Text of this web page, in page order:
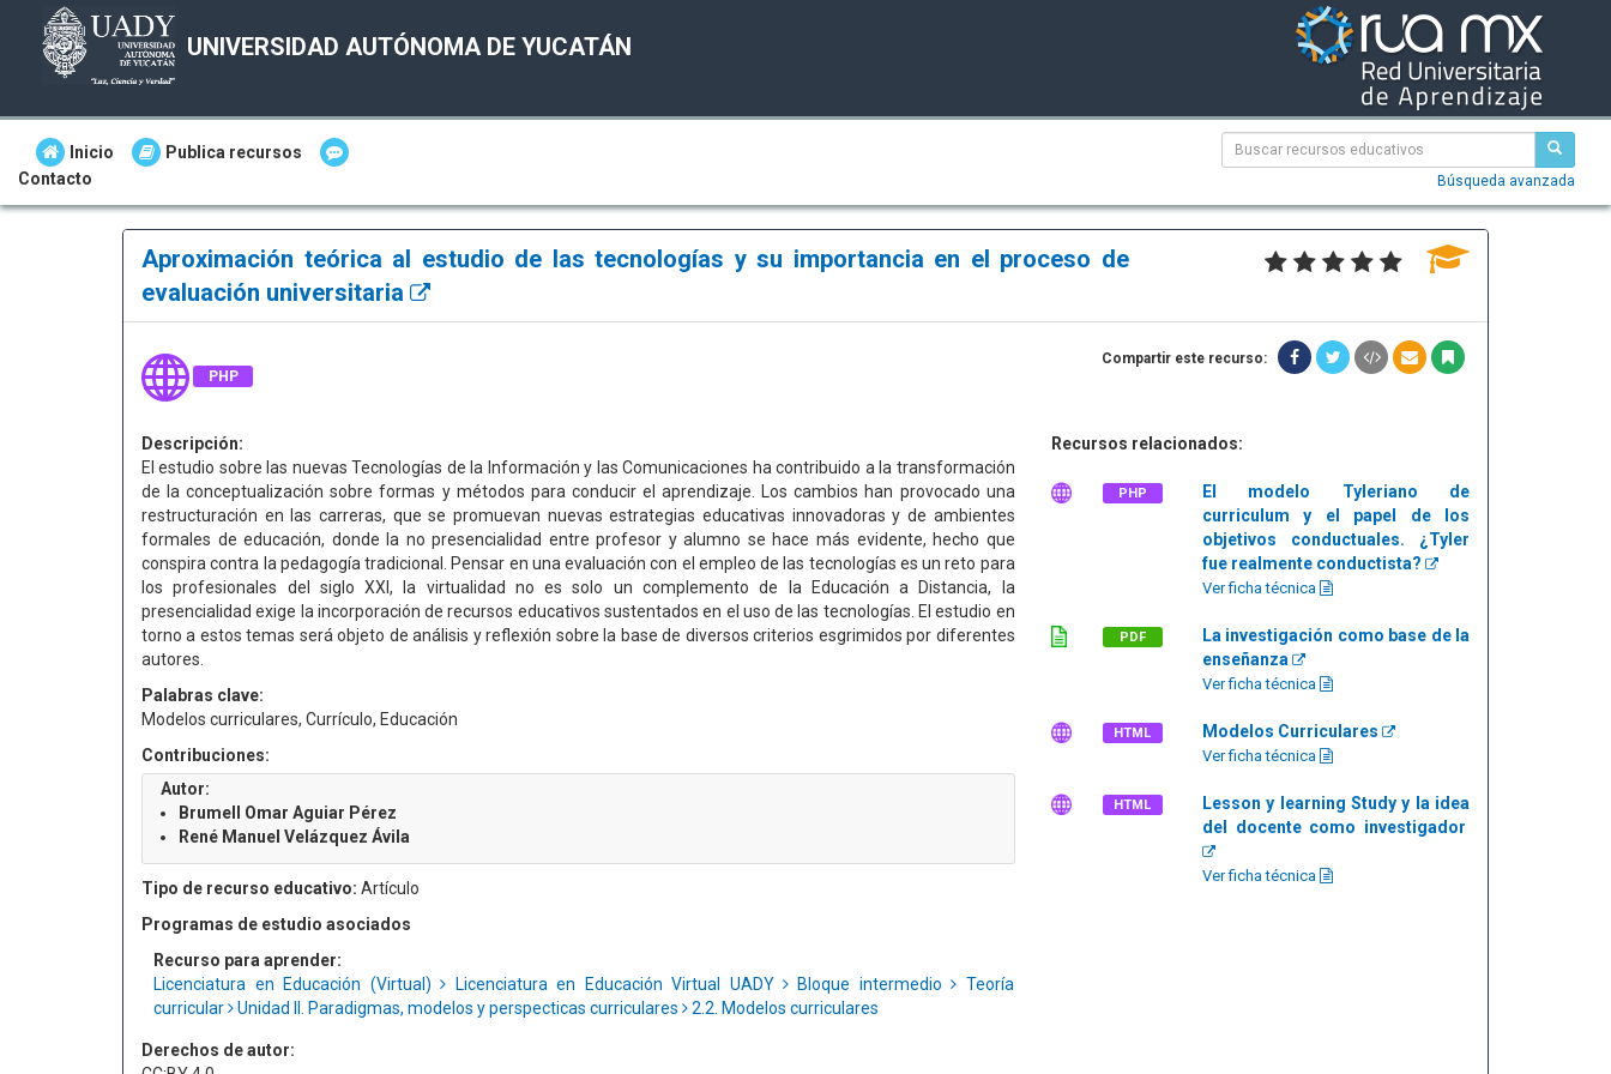
UNIVERSIDAD AUTÓNOMA DE YUCATÁN
Inicio
Publica recursos
Contacto
Búsqueda avanzada
Aproximación teórica al estudio de las tecnologías y su importancia en el proceso de
evaluación universitaria
PHP
Compartir este recurso:
Descripción:
El estudio sobre las nuevas Tecnologías de la Información y las Comunicaciones ha contribuido a la transformación
de la conceptualización sobre formas y métodos para conducir el aprendizaje. Los cambios han provocado una
restructuración en las carreras, que se promuevan nuevas estrategias educativas innovadoras y de ambientes
formales de educación, donde la no presencialidad entre profesor y alumno se hace más evidente, hecho que
conspira contra la pedagogía tradicional. Pensar en una evaluación con el empleo de las tecnologías es un reto para
los profesionales del siglo XXI, la virtualidad no es solo un complemento de la Educación a Distancia, la
presencialidad exige la incorporación de recursos educativos sustentados en el uso de las tecnologías. El estudio en
torno a estos temas será objeto de análisis y reflexión sobre la base de diversos criterios esgrimidos por diferentes
autores.
Palabras clave:
Modelos curriculares, Currículo, Educación
Contribuciones:
Autor:
Brumell Omar Aguiar Pérez
René Manuel Velázquez Ávila
Tipo de recurso educativo: Artículo
Programas de estudio asociados
Recurso para aprender:
Licenciatura en Educación (Virtual)
Licenciatura en Educación Virtual UADY Bloque intermedio
Teoría
curricular
Unidad II. Paradigmas, modelos y perspecticas curriculares 2.2. Modelos curriculares
Derechos de autor:
Recursos relacionados:
PHP
El modelo Tyleriano de
curriculum y el papel de los
objetivos conductuales. ¿Tyler
fue realmente conductista?
Ver ficha técnica
PDF
La investigación como base de la
enseñanza
Ver ficha técnica
HTML Modelos Curriculares
Ver ficha técnica
HTML
Lesson y learning Study y la idea
del docente como investigador
Ver ficha técnica